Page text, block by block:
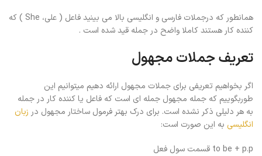
همانطور که درجملات فارسی و انگلیسی بالا می بینید فاعل ( علی، She ) که
کننده کار هستند کاملا واضح در جمله قید شده است .
تعریف جملات مجهول
اگر بخواهیم تعریفی برای جملات مجهول ارائه دهیم میتوانیم این
طوربگوییم که جمله مجهول جمله ای است که فاعل یا کننده کار در جمله
به هر دلیلی ذکر نشده است. برای درک بهتر فرمول ساختار مجهول در زبان
انگلیسی به این صورت است:
to be + p.p قسمت سول فعل